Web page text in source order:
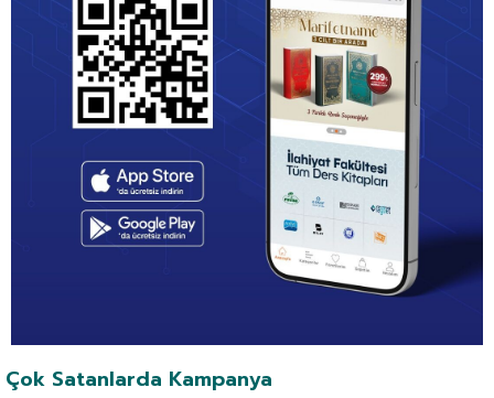
Çok Satanlarda Kampanya